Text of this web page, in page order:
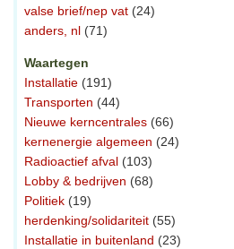
valse brief/nep vat (24)
anders, nl (71)
Waartegen
Installatie (191)
Transporten (44)
Nieuwe kerncentrales (66)
kernenergie algemeen (24)
Radioactief afval (103)
Lobby & bedrijven (68)
Politiek (19)
herdenking/solidariteit (55)
Installatie in buitenland (23)